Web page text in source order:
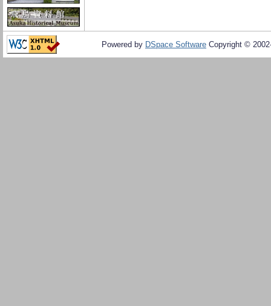
Powered by DSpace Software Copyright ©